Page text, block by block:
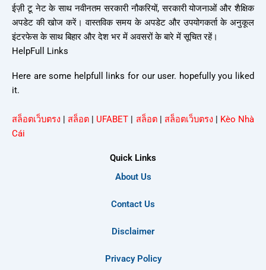
ईज़ी टू नेट के साथ नवीनतम सरकारी नौकरियों, सरकारी योजनाओं और शैक्षिक
अपडेट की खोज करें। वास्तविक समय के अपडेट और उपयोगकर्ता के अनुकूल
इंटरफेस के साथ बिहार और देश भर में अवसरों के बारे में सूचित रहें।
HelpFull Links
Here are some helpfull links for our user. hopefully you liked
it.
สล็อตเว็บตรง สล็อต UFABET สล็อต| สล็อตเว็บตรง
Kèo Nhà
Cái
Quick Links
About Us
Contact Us
Disclaimer
Privacy Policy